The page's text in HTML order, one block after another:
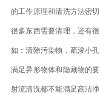
的工作原理和清洗方法密
很多东西需要清理，还有
如：清除污染物，疏浚小
满足异形物体和隐藏物的
射流清洗都不能满足高洁